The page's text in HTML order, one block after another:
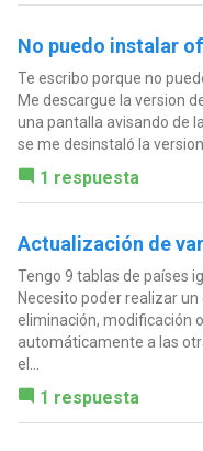
No puedo instalar
Te escribo porque no
Me descargue la version
una pantalla avisando de
se me desinstaló la
1 respuesta
Actualización de
Tengo 9 tablas de países
Necesito poder realizar
eliminación, modificación
automáticamente a las
el...
1 respuesta